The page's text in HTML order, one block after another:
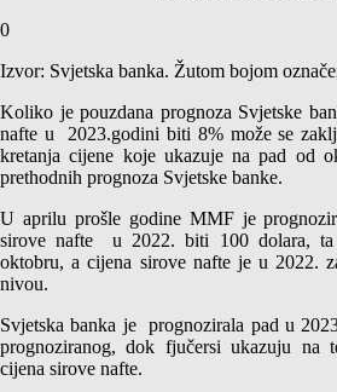
0
Izvor: Svjetska banka. Žutom bojom
Koliko je pouzdana prognoza Svjetske
nafte u 2023.godini biti 8% može se
kretanja cijene koje ukazuje na pad od
prethodnih prognoza Svjetske banke.
U aprilu prošle godine MMF je
sirove nafte u 2022. biti 100 dolara, ta
oktobru, a cijena sirove nafte je u 2022.
nivou.
Svjetska banka je prognozirala pad u
prognoziranog, dok fjučersi ukazuju na
cijena sirove nafte.